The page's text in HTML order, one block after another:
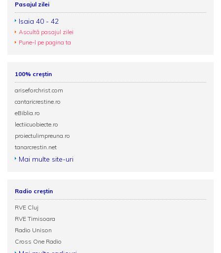
Pasajul zilei
Isaia 40 - 42
Ascultă pasajul zilei
Pune-l pe pagina ta
100% creștin
ariseforchrist.com
cantaricrestine.ro
eBiblia.ro
lectiicuobiecte.ro
proiectulimpreuna.ro
tanarcrestin.net
Mai multe site-uri
Radio creștin
RVE Cluj
RVE Timisoara
Radio Unison
Cross One Radio